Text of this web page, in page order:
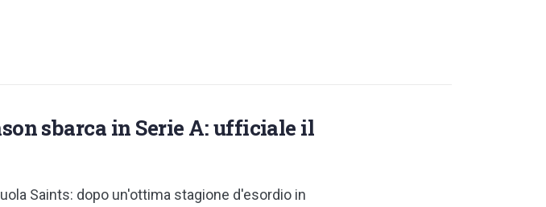
sbarca in Serie A: ufficiale il
Saints: dopo un'ottima stagione d'esordio in